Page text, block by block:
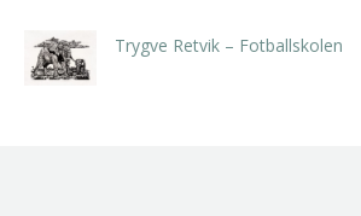
Trygve Retvik – Fotballskolen